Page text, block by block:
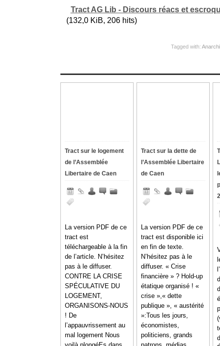
Tract AG Lib - Discours réacs et
(132,0 KiB, 206 hits)
Tagged with:
Tract sur le logement
de l’Assemblée
Libertaire de Caen
La version PDF de ce
tract est
téléchargeable à la fin
de l’article. N’hésitez
pas à le diffuser.
CONTRE LA CRISE
SPÉCULATIVE DU
LOGEMENT,
ORGANISONS-NOUS
! De
l’appauvrissement au
mal logement Nous
Tract sur la dette de
l’Assemblée Libertaire
de Caen
La version PDF de ce
tract est disponible ici
en fin de texte.
N’hésitez pas à le
diffuser. « Crise
financière » ? Hold-up
étatique organisé ! «
crise »,« dette
publique », « austérité
»:Tous les jours,
économistes,
politiciens, grands